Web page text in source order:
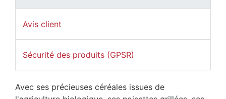
Avis client
Sécurité des produits (GPSR)
Avec ses précieuses céréales issues de